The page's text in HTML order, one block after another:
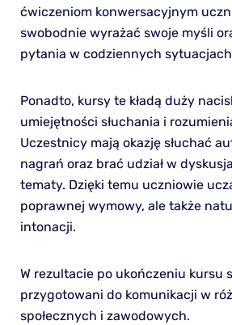
ćwiczeniom konwersacyjnym
swobodnie wyrażać swoje myśli
pytania w codziennych
Ponadto, kursy te kładą duży
umiejętności słuchania i
Uczestnicy mają okazję słuchać
nagrań oraz brać udział w
tematy. Dzięki temu uczniowie
poprawnej wymowy, ale także
intonacji.
W rezultacie po ukończeniu kursu
przygotowani do komunikacji w
społecznych i zawodowych.